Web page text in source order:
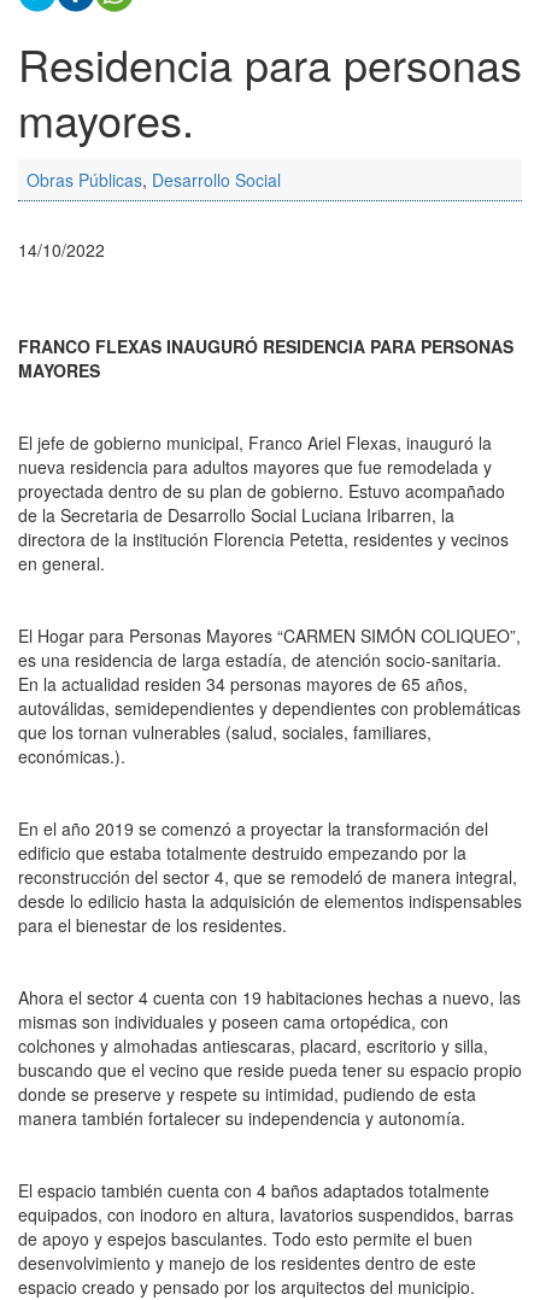
Residencia para personas
mayores.
Obras Públicas, Desarrollo Social
14/10/2022
FRANCO FLEXAS INAUGURÓ RESIDENCIA PARA PERSONAS
MAYORES
El jefe de gobierno municipal, Franco Ariel Flexas, inauguró la
nueva residencia para adultos mayores que fue remodelada y
proyectada dentro de su plan de gobierno. Estuvo acompañado
de la Secretaria de Desarrollo Social Luciana Iribarren, la
directora de la institución Florencia Petetta, residentes y vecinos
en general.
El Hogar para Personas Mayores “CARMEN SIMÓN COLIQUEO”,
es una residencia de larga estadía, de atención socio-sanitaria.
En la actualidad residen 34 personas mayores de 65 años,
autoválidas, semidependientes y dependientes con problemáticas
que los tornan vulnerables (salud, sociales, familiares,
económicas.).
En el año 2019 se comenzó a proyectar la transformación del
edificio que estaba totalmente destruido empezando por la
reconstrucción del sector 4, que se remodeló de manera integral,
desde lo edilicio hasta la adquisición de elementos indispensables
para el bienestar de los residentes.
Ahora el sector 4 cuenta con 19 habitaciones hechas a nuevo, las
mismas son individuales y poseen cama ortopédica, con
colchones y almohadas antiescaras, placard, escritorio y silla,
buscando que el vecino que reside pueda tener su espacio propio
donde se preserve y respete su intimidad, pudiendo de esta
manera también fortalecer su independencia y autonomía.
El espacio también cuenta con 4 baños adaptados totalmente
equipados, con inodoro en altura, lavatorios suspendidos, barras
de apoyo y espejos basculantes. Todo esto permite el buen
desenvolvimiento y manejo de los residentes dentro de este
espacio creado y pensado por los arquitectos del municipio.